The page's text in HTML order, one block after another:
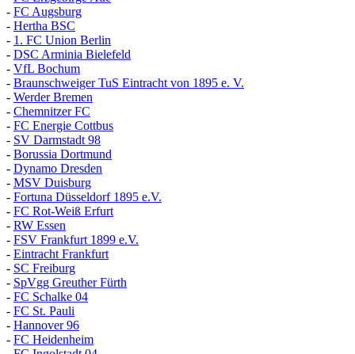
- FC Augsburg
- Hertha BSC
- 1. FC Union Berlin
- DSC Arminia Bielefeld
- VfL Bochum
- Braunschweiger TuS Eintracht von 1895 e. V.
- Werder Bremen
- Chemnitzer FC
- FC Energie Cottbus
- SV Darmstadt 98
- Borussia Dortmund
- Dynamo Dresden
- MSV Duisburg
- Fortuna Düsseldorf 1895 e.V.
- FC Rot-Weiß Erfurt
- RW Essen
- FSV Frankfurt 1899 e.V.
- Eintracht Frankfurt
- SC Freiburg
- SpVgg Greuther Fürth
- FC Schalke 04
- FC St. Pauli
- Hannover 96
- FC Heidenheim